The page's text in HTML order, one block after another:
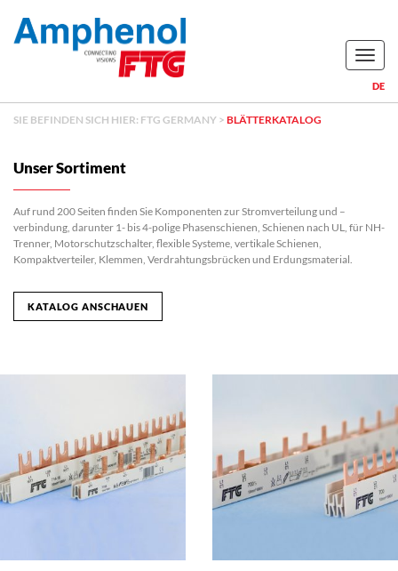
DE
SIE BEFINDEN SICH HIER: FTG GERMANY > BLÄTTERKATALOG
Unser Sortiment
Auf rund 200 Seiten finden Sie Komponenten zur Stromverteilung und –
verbindung, darunter 1- bis 4-polige Phasenschienen, Schienen nach UL, für NH-
Trenner, Motorschutzschalter, flexible Systeme, vertikale Schienen,
Kompaktverteiler, Klemmen, Verdrahtungsbrücken und Erdungsmaterial.
KATALOG ANSCHAUEN